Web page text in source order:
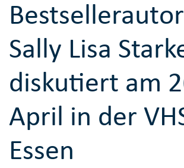
Sally Lisa
diskutiert am
April in der
Essen